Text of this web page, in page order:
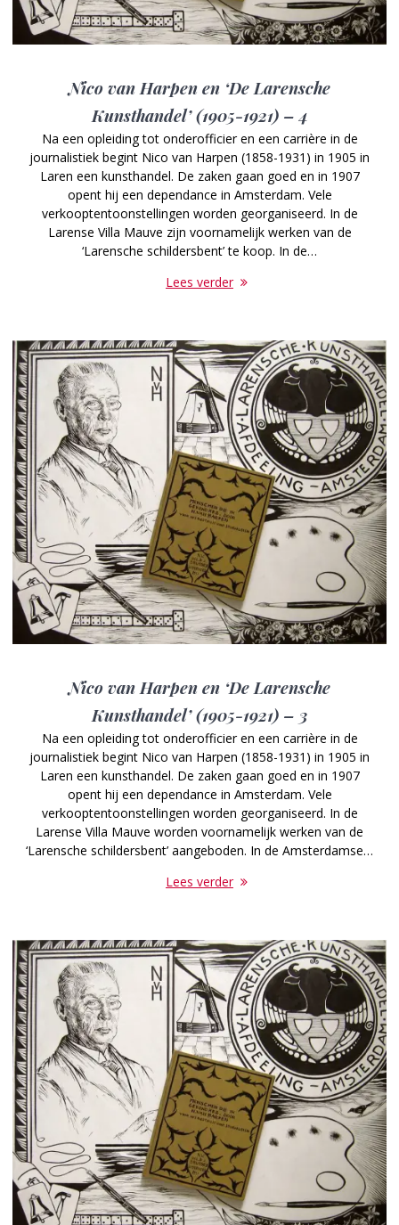
Nico van Harpen en ‘De Larensche
Kunsthandel’ (1905-1921) – 4
Na een opleiding tot onderofficier en een carrière in de
journalistiek begint Nico van Harpen (1858-1931) in 1905 in
Laren een kunsthandel. De zaken gaan goed en in 1907
opent hij een dependance in Amsterdam. Vele
verkooptentoonstellingen worden georganiseerd. In de
Larense Villa Mauve zijn voornamelijk werken van de
‘Larensche schildersbent’ te koop. In de…
Lees verder
Nico van Harpen en ‘De Larensche
Kunsthandel’ (1905-1921) – 3
Na een opleiding tot onderofficier en een carrière in de
journalistiek begint Nico van Harpen (1858-1931) in 1905 in
Laren een kunsthandel. De zaken gaan goed en in 1907
opent hij een dependance in Amsterdam. Vele
verkooptentoonstellingen worden georganiseerd. In de
Larense Villa Mauve worden voornamelijk werken van de
‘Larensche schildersbent’ aangeboden. In de Amsterdamse…
Lees verder